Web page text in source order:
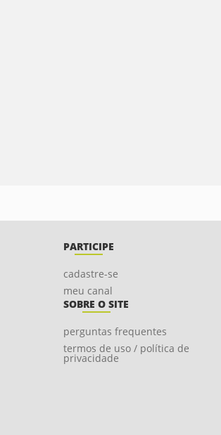
PARTICIPE
cadastre-se
meu canal
SOBRE O SITE
perguntas frequentes
termos de uso / política de
privacidade